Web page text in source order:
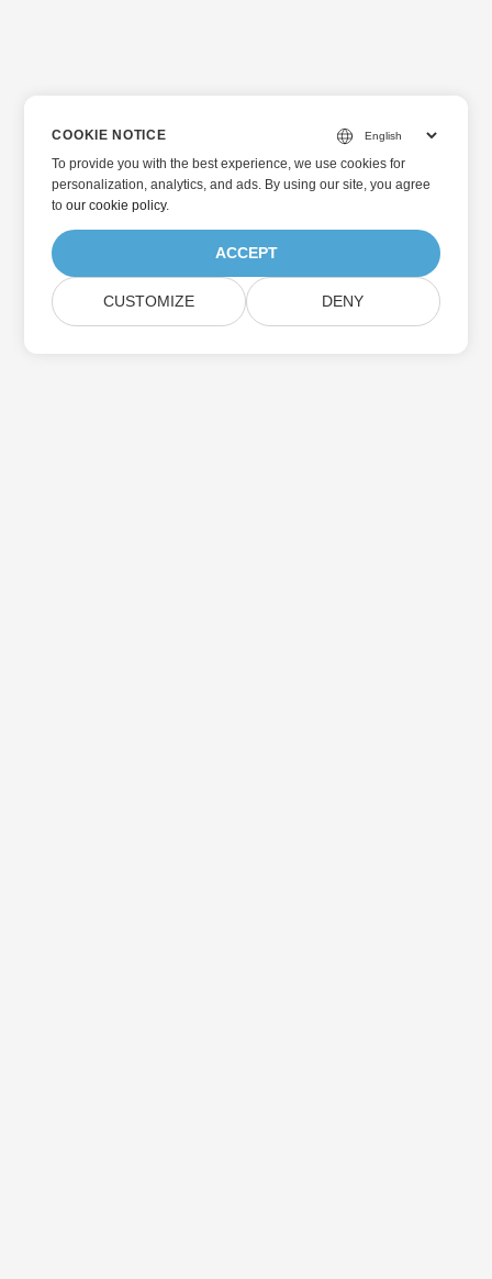
COOKIE NOTICE
To provide you with the best experience, we use cookies for
personalization, analytics, and ads. By using our site, you agree
toour cookie policy.
ACCEPT
CUSTOMIZE DENY